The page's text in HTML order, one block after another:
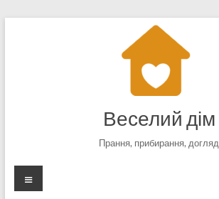
Веселий дім
Прання, прибирання, догляд
Меню